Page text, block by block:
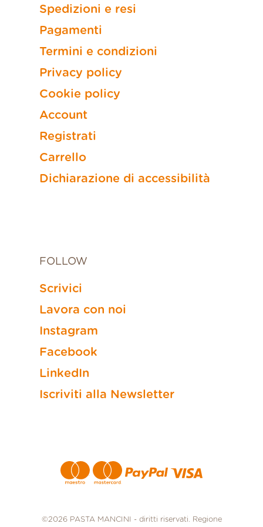
Spedizioni e resi
Pagamenti
Termini e condizioni
Privacy policy
Cookie policy
Account
Registrati
Carrello
Dichiarazione di accessibilità
FOLLOW
Scrivici
Lavora con noi
Instagram
Facebook
LinkedIn
Iscriviti alla Newsletter
Metodi di pagamento
©2026 PASTA MANCINI - diritti riservati. Regione